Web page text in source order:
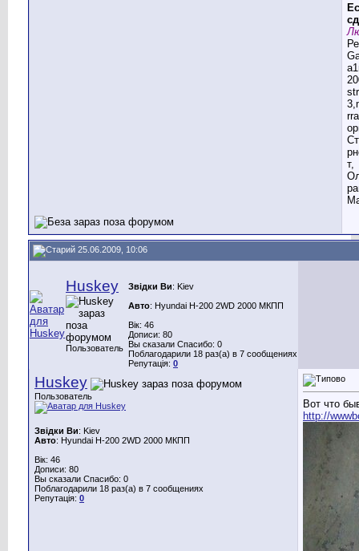
т,
25.06.2009, 10:06
Huskey
Пользователь
Звідки Ви: Kiev
Авто: Hyundai H-200 2WD 2000 МКПП
Вік: 46
Дописи: 80
Вы сказали Спасибо: 0
Поблагодарили 18 раз(а) в 7 сообщениях
Репутація: 0
Huskey
Пользователь
Звідки Ви: Kiev
Авто: Hyundai H-200 2WD 2000 МКПП
Вік: 46
Дописи: 80
Вы сказали Спасибо: 0
Поблагодарили 18 раз(а) в 7 сообщениях
Репутація: 0
Вот что
http://